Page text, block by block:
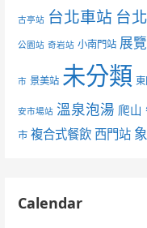
古亭站 台北車站 台
公園站 奇岩站 小南門站 展覽
市 景美站 未分類
安市場站 溫泉泡湯 爬山
市 複合式餐飲 西門站
Calendar